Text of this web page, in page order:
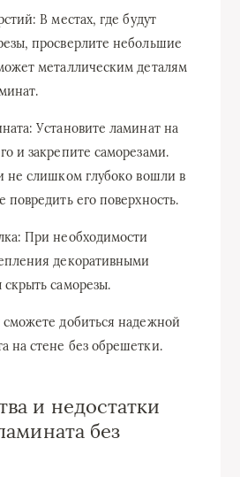
В местах, где будут
просверлите небольшие
металлическим деталям
Установите ламинат на
и закрепите саморезами.
не слишком глубоко вошли в
повредить его поверхность.
При необходимости
декоративными
саморезы.
добиться надежной
на стене без обрешетки.
и недостатки
без